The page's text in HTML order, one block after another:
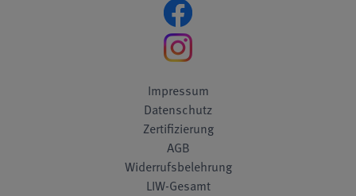
Impressum
Datenschutz
Zertifizierung
AGB
Widerrufsbelehrung
LIW-Gesamt